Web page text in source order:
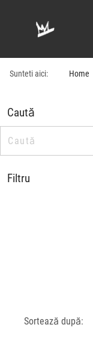
Sunteti aici: Home
Caută
Filtru
Sortează după: